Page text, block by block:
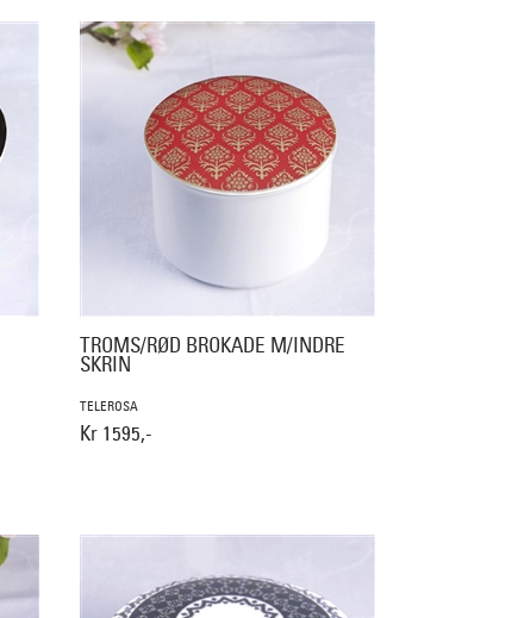
TROMS/RØD BROKADE M/INDRE
SKRIN
TELEROSA
Kr 1595,-